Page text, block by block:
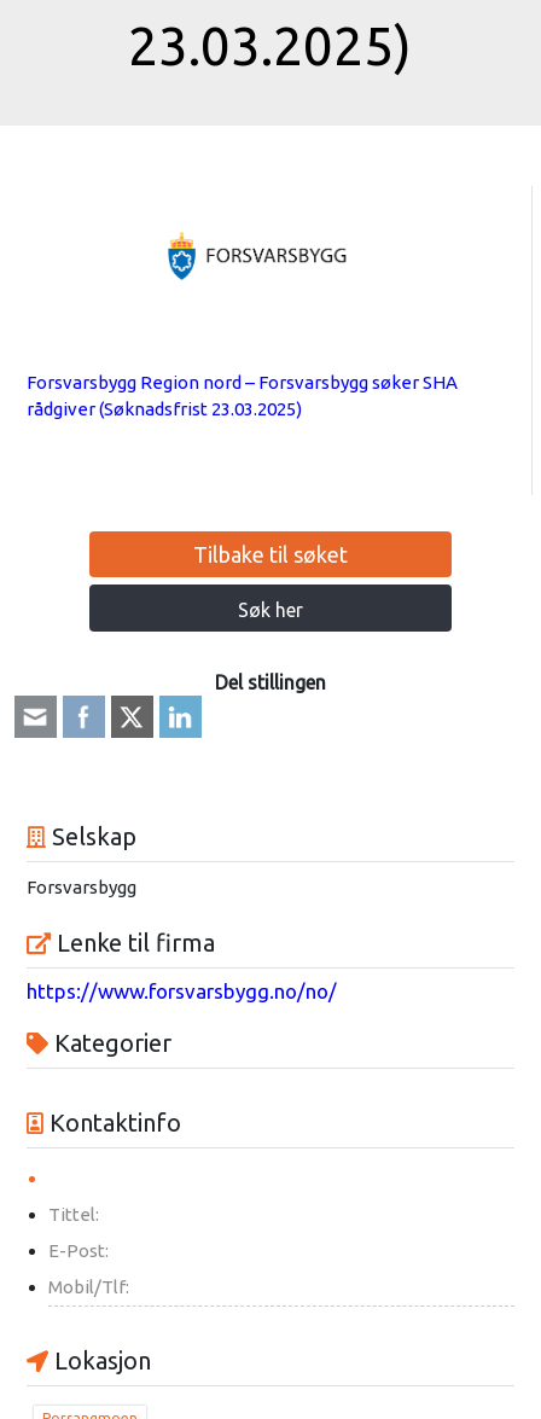
23.03.2025)
Forsvarsbygg Region nord – Forsvarsbygg søker SHA
rådgiver (Søknadsfrist 23.03.2025)
Tilbake til søket
Søk her
Del stillingen
Selskap
Forsvarsbygg
Lenke til firma
https://www.forsvarsbygg.no/no/
Kategorier
Kontaktinfo
Tittel:
E-Post:
Mobil/Tlf:
Lokasjon